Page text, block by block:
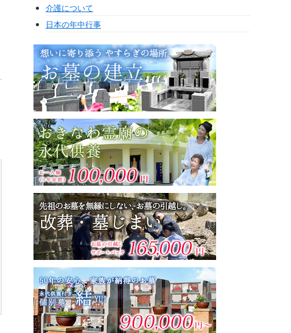
介護について
日本の年中行事